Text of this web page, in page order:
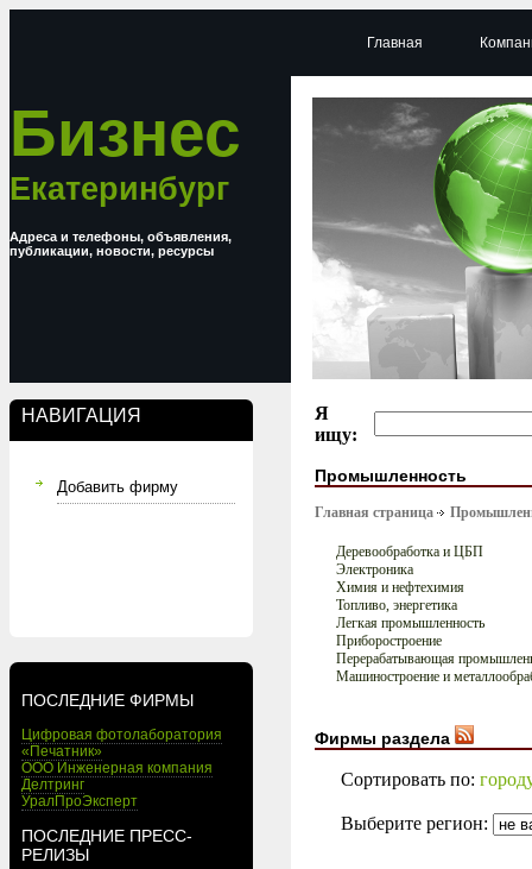
Бизнес
Екатеринбург
Адреса и телефоны, объявления,
публикации, новости, ресурсы
НАВИГАЦИЯ
Добавить фирму
ПОСЛЕДНИЕ ФИРМЫ
Цифровая фотолаборатория
«Печатник»
ООО Инженерная компания
Делтринг
УралПроЭксперт
ПОСЛЕДНИЕ ПРЕСС-
РЕЛИЗЫ
Главная
Я
ищу:
Промышленность
Главная страница
Деревообработка и ЦБП
Электроника
Химия и нефтехимия
Топливо, энергетика
Легкая промышленность
Приборостроение
Перерабатывающая
Машиностроение и
Фирмы раздела
Сортировать по:
Выберите регион: